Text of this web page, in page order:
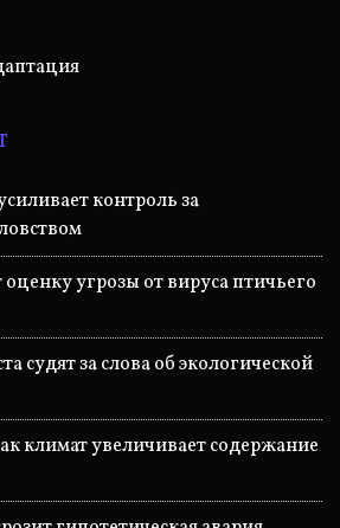
контроль за
угрозы от вируса птичьего
судят за слова об экологической
климат увеличивает содержание